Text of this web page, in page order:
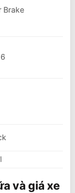
Brake
và giá xe